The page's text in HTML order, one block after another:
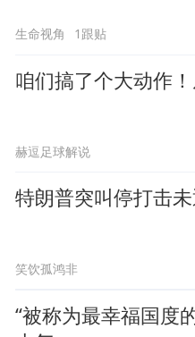
生命视角 1跟贴
咱们搞了个大动作
赫逗足球解说
特朗普突叫停打击
笑饮孤鸿非
“被称为最幸福国度